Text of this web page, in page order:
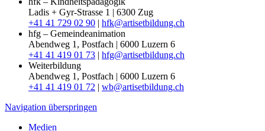
Ladis + Gyr-Strasse 1 | 6300 Zug
+41 41 729 02 90 | hfk@artisetbildung.ch
hfg – Gemeindeanimation
Abendweg 1, Postfach | 6000 Luzern 6
+41 41 419 01 73 | hfg@artisetbildung.ch
Weiterbildung
Abendweg 1, Postfach | 6000 Luzern 6
+41 41 419 01 72 | wb@artisetbildung.ch
Navigation überspringen
Medien